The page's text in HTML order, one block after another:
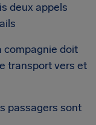
deux appels
compagnie doit
transport vers et
passagers sont